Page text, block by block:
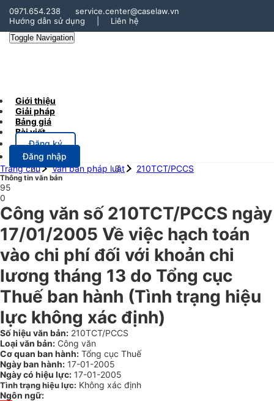
0971.654.238
service.center@caselaw.vn
Hướng dẫn sử dụng
Liên hệ
Toggle Navigation
Giới thiệu
Giải pháp
Bảng giá
Bài viết
Đăng ký
Đăng nhập
Trang chủ
Văn bản pháp luật 210TCT/PCCS
Thông tin văn bản
95
0
Công văn số 210TCT/PCCS ngày
17/01/2005 Về việc hạch toán
vào chi phí đối với khoản chi
lương tháng 13 do Tổng cục
Thuế ban hành (Tình trạng hiệu
lực không xác định)
Số hiệu văn bản: 210TCT/PCCS
Loại văn bản: Công văn
Cơ quan ban hành: Tổng cục Thuế
Ngày ban hành: 17-01-2005
Ngày có hiệu lực: 17-01-2005
Tình trạng hiệu lực: Không xác định
Ngôn ngữ: